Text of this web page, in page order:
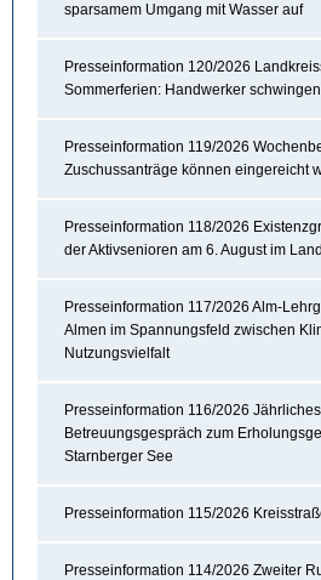
sparsamem Umgang mit Wasser auf
Presseinformation 120/2026
Sommerferien: Handwerker
Presseinformation 119/2026
Zuschussanträge können eingereicht
Presseinformation 118/2026
der Aktivsenioren am 6. August im
Presseinformation 117/2026 Alm-
Almen im Spannungsfeld zwischen
Nutzungsvielfalt
Presseinformation 116/2026 Jährliches
Betreuungsgespräch zum
Starnberger See
Presseinformation 115/2026
Presseinformation 114/2026 Zweiter